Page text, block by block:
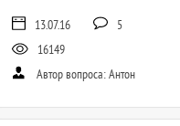
13.07.16
5
16149
Автор вопроса: Антон